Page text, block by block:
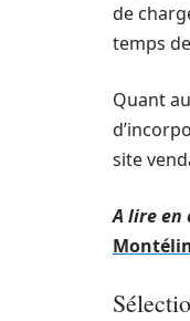
de
temps
Quant
site
A lire en